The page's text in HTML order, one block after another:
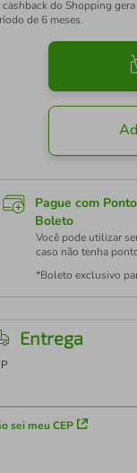
cashback do Shopping
de 6 meses.
Pague com
Boleto
Você pode utilizar
caso não tenha
*Boleto exclusivo
Entrega
sei meu CEP